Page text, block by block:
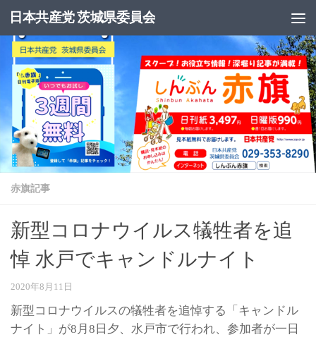
コンテンツへスキップ
日本共産党 茨城県委員会
赤旗記事
新型コロナウイルス犠牲者を追
悼 水戸でキャンドルナイト
2020年8月11日
新型コロナウイルスの犠牲者を追悼する「キャンドル
ナイト」が8月8日夕、水戸市で行われ、参加者が一日